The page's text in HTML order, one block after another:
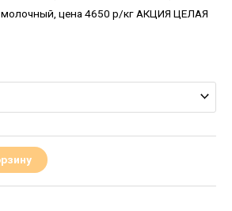
молочный, цена 4650 р/кг АКЦИЯ ЦЕЛАЯ